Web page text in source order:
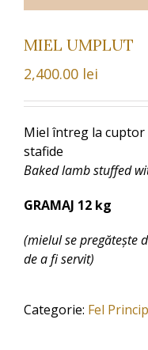
MIEL UMPLUT
2,400.00 lei
Miel întreg la cuptor
stafide
Baked lamb stuffed
GRAMAJ 12 kg
(mielul se pregătește
de a fi servit)
Categorie: Fel